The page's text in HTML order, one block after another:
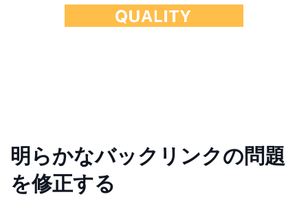
明らかなバックリンクの問題
を修正する